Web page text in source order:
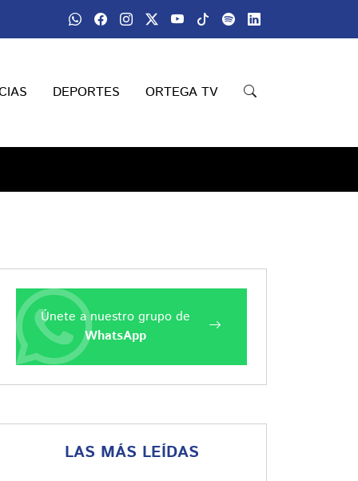
DEPORTES ORTEGA TV
Únete a nuestro grupo de
WhatsApp
LAS MÁS LEÍDAS